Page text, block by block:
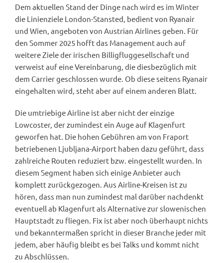
Dem aktuellen Stand der Dinge nach wird es im Winter
die Linienziele London-Stansted, bedient von Ryanair
und Wien, angeboten von Austrian Airlines geben. Für
den Sommer 2025 hofft das Management auch auf
weitere Ziele der irischen Billigfluggesellschaft und
verweist auf eine Vereinbarung, die diesbezüglich mit
dem Carrier geschlossen wurde. Ob diese seitens Ryanair
eingehalten wird, steht aber auf einem anderen Blatt.
Die umtriebige Airline ist aber nicht der einzige
Lowcoster, der zumindest ein Auge auf Klagenfurt
geworfen hat. Die hohen Gebühren am von Fraport
betriebenen Ljubljana-Airport haben dazu geführt, dass
zahlreiche Routen reduziert bzw. eingestellt wurden. In
diesem Segment haben sich einige Anbieter auch
komplett zurückgezogen. Aus Airline-Kreisen ist zu
hören, dass man nun zumindest mal darüber nachdenkt
eventuell ab Klagenfurt als Alternative zur slowenischen
Hauptstadt zu fliegen. Fix ist aber noch überhaupt nichts
und bekanntermaßen spricht in dieser Branche jeder mit
jedem, aber häufig bleibt es bei Talks und kommt nicht
zu Abschlüssen.